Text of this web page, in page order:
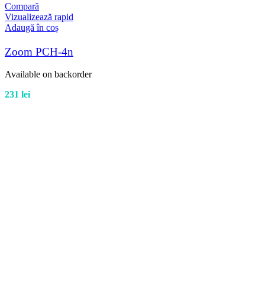
Compară
Vizualizează rapid
Adaugă în coș
Zoom PCH-4n
Available on backorder
231 lei